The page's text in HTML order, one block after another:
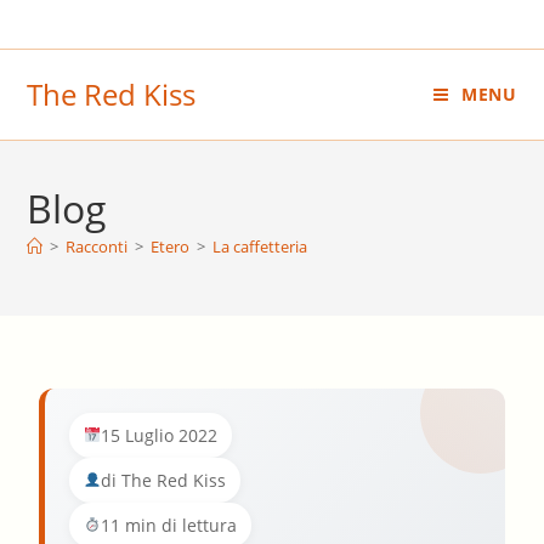
al
The Red Kiss MENU
Blog
> Racconti > Etero > La caffetteria
15 Luglio 2022
di The Red Kiss
11 min di lettura